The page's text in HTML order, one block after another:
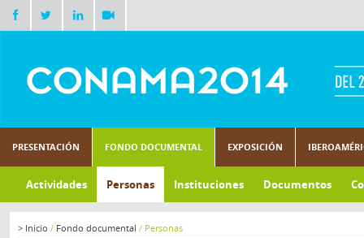
PRESENTACIÓN FONDO DOCUMENTAL EXPOSICIÓN
Actividades Personas Instituciones Documentos
> Inicio / Fondo documental / Personas